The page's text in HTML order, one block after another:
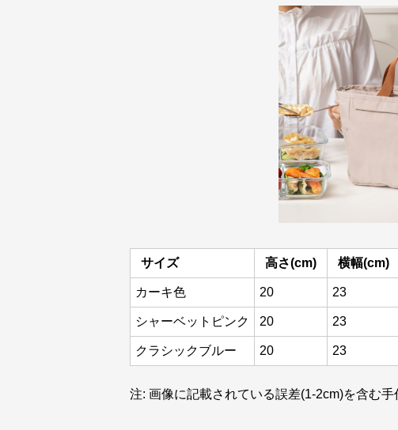
サイズ 高さ(cm) 横幅(cm)
カーキ色 20 23
シャーベットピンク 20 23
クラシックブルー 20 23
注: 画像に記載されている誤差(1-2cm)を含む手